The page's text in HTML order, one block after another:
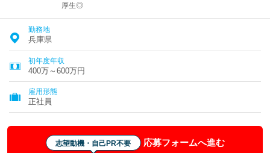
厚生◎
勤務地
兵庫県
初年度年収
400万～600万円
雇用形態
正社員
志望動機・自己PR不要 応募フォームへ進む